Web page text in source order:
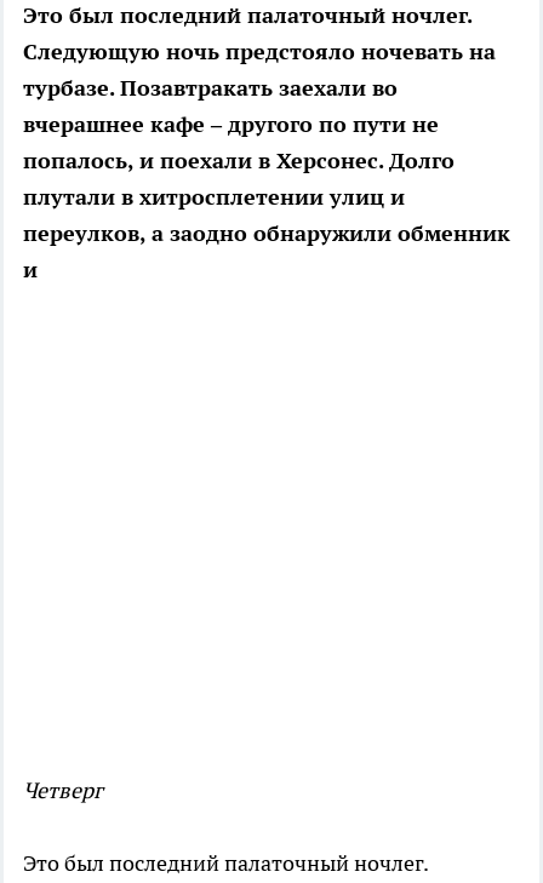
Это был последний палаточный ночлег.
Следующую ночь предстояло ночевать на
турбазе. Позавтракать заехали во
вчерашнее кафе – другого по пути не
попалось, и поехали в Херсонес. Долго
плутали в хитросплетении улиц и
переулков, а заодно обнаружили обменник
и
Четверг
Это был последний палаточный ночлег.